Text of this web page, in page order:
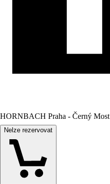
HORNBACH Praha - Černý Most
Nelze rezervovat